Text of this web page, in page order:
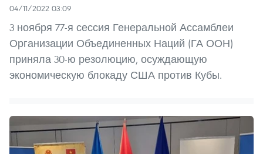
04/11/2022 03:09
3 ноября 77-я сессия Генеральной Ассамблеи
Организации Объединенных Наций (ГА ООН)
приняла 30-ю резолюцию, осуждающую
экономическую блокаду США против Кубы.